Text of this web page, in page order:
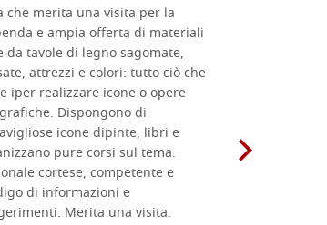
che merita una visita per la
e ampia offerta di materiali
da tavole di legno sagomate,
attrezzi e colori: tutto ciò che
iper realizzare icone o opere
Dispongono di
icone dipinte, libri e
pure corsi sul tema.
cortese, competente e
di informazioni e
Merita una visita.